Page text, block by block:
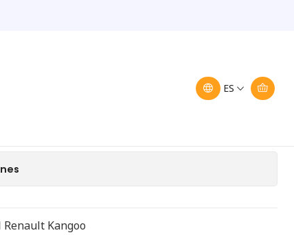
ES
7700303588
trasera Renault
Kangoo